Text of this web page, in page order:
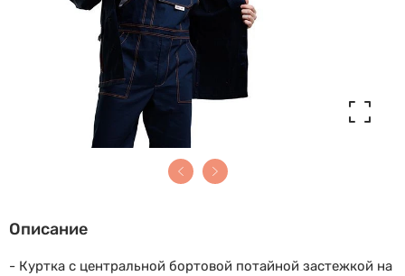
Описание
- Куртка с центральной бортовой потайной застежкой на